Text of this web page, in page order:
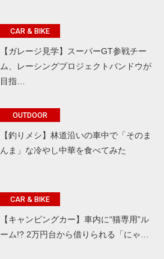
CAR & BIKE
【ガレージ見学】スーパーGT参戦チー
ム、レーシングプロジェクトバンドウが
目指…
OUTDOOR
【釣りメシ】林道沿いの車中で「そのま
んま」な冷やし中華を食べてみた
CAR & BIKE
【キャンピングカー】車内に“猫専用”ル
ーム!? 2万円台から借りられる「にゃ…